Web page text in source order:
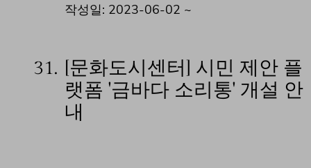
작성일: 2023-06-02 ~
31. [문화도시센터] 시민 제안 플
랫폼 '금바다 소리통' 개설 안
내